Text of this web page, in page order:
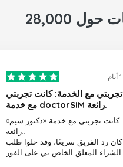
تجربتي مع الخدمة: كانت تجربتي
مع خدمة doctorSIM رائعة.
كانت تجربتي مع خدمة «دكتور سيم»
كان رد الفريق سريعًا، وقد حلوا طلب